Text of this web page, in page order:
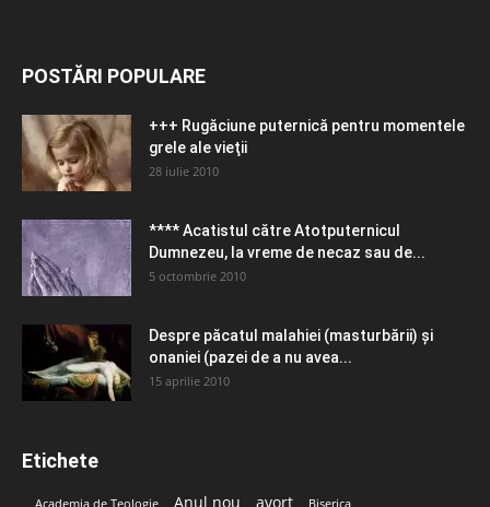
POSTĂRI POPULARE
+++ Rugăciune puternică pentru momentele
grele ale vieţii
28 iulie 2010
**** Acatistul către Atotputernicul
Dumnezeu, la vreme de necaz sau de...
5 octombrie 2010
Despre păcatul malahiei (masturbării) şi
onaniei (pazei de a nu avea...
15 aprilie 2010
Etichete
Anul nou avort